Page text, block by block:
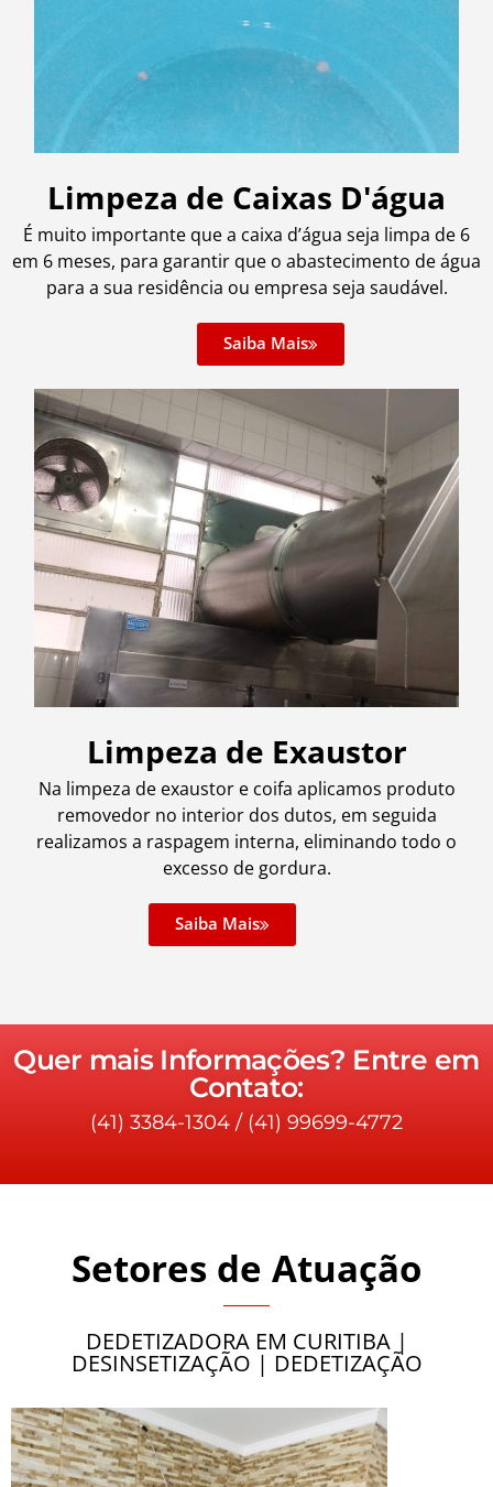
Limpeza de Caixas D'água
É muito importante que a caixa d’água seja limpa de 6
em 6 meses, para garantir que o abastecimento de água
para a sua residência ou empresa seja saudável.
Saiba Mais
Limpeza de Exaustor
Na limpeza de exaustor e coifa aplicamos produto
removedor no interior dos dutos, em seguida
realizamos a raspagem interna, eliminando todo o
excesso de gordura.
Saiba Mais
Quer mais Informações? Entre em
Contato:
(41) 3384-1304 / (41) 99699-4772
Setores de Atuação
DEDETIZADORA EM CURITIBA |
DESINSETIZAÇÃO | DEDETIZAÇÃO